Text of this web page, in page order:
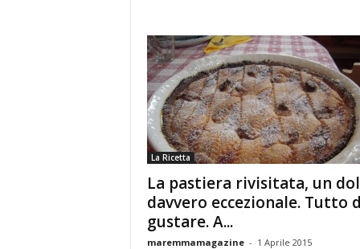
La Ricetta
La pastiera rivisitata, un
davvero eccezionale. Tutto
gustare. A...
maremmamagazine - 1 Aprile 2015